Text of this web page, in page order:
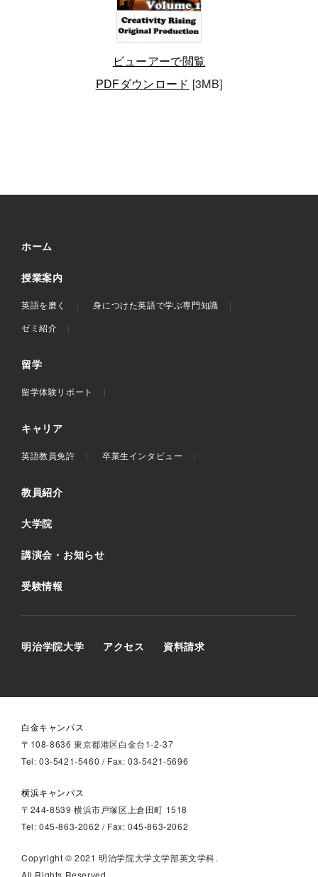
ビューアーで閲覧
PDFダウンロード [3MB]
ホーム
授業案内
英語を磨く
身につけた英語で学ぶ専門知識
ゼミ紹介
留学
留学体験リポート
キャリア
英語教員免許 卒業生インタビュー
教員紹介
大学院
講演会・お知らせ
受験情報
明治学院大学 アクセス 資料請求
白金キャンパス
〒108-8636 東京都港区白金台1-2-37
Tel: 03-5421-5460 / Fax: 03-5421-5696
横浜キャンパス
〒244-8539 横浜市戸塚区上倉田町 1518
Tel: 045-863-2062 / Fax: 045-863-2062
Copyright © 2021 明治学院大学文学部英文学科.
All Rights Reserved.